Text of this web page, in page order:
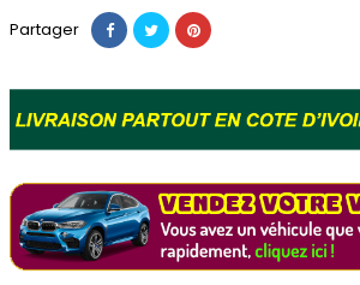
Partager